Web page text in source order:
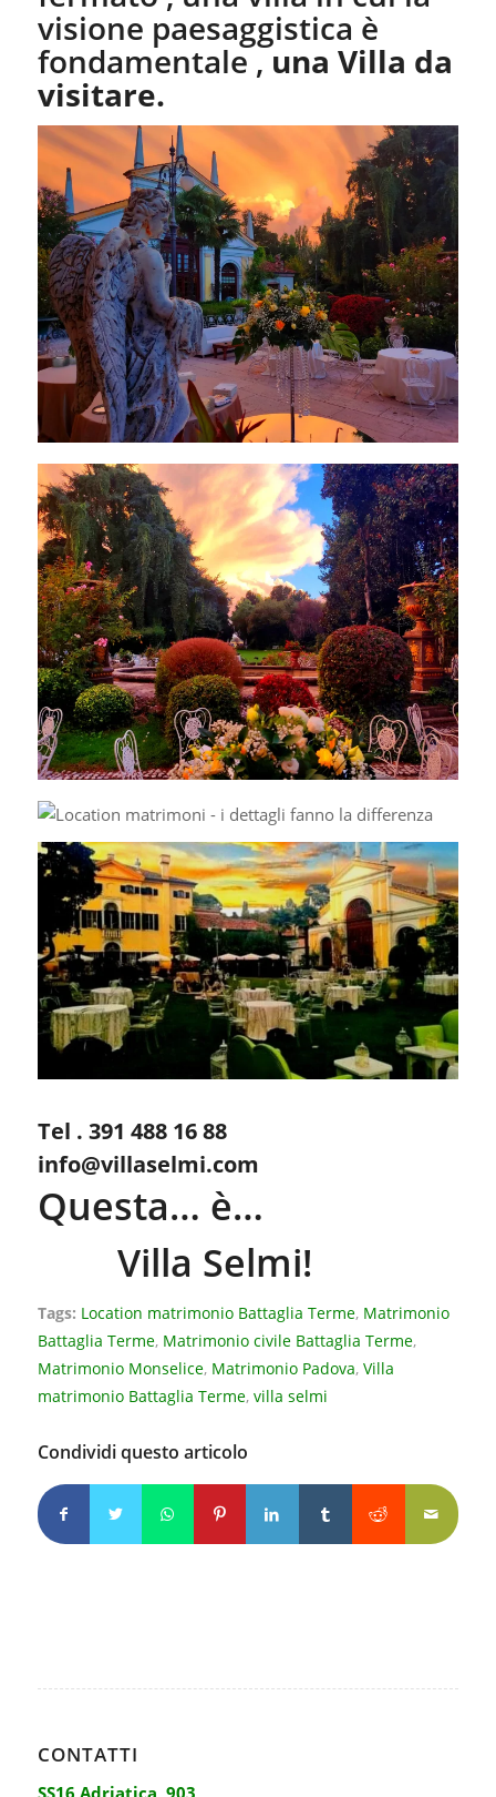
visione paesaggistica è
fondamentale ,una Villa da
visitare.
Tel . 391 488 16 88
info@villaselmi.com
Questa… è…
Villa Selmi!
Tags: Location matrimonio Battaglia Terme, Matrimonio
Battaglia Terme, Matrimonio civile Battaglia Terme,
Matrimonio Monselice, Matrimonio Padova, Villa
matrimonio Battaglia Terme, villa selmi
Condividi questo articolo
CONTATTI